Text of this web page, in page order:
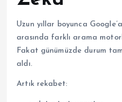
Uzun yıllar boyunca
arasında farklı arama
Fakat günümüzde durum
aldı.
Artık rekabet: